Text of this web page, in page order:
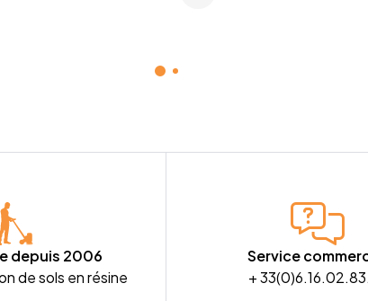
depuis 2006
de sols en résine
Service
+